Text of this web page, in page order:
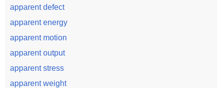
apparent defect
apparent energy
apparent motion
apparent output
apparent stress
apparent weight